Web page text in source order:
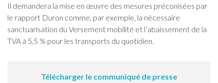
Il demandera la mise en œuvre des mesures préconisées par
le rapport Duron comme, par exemple, la nécessaire
sanctuarisation du Versement mobilité et l’abaissement de la
TVA à 5,5 % pour les transports du quotidien.
Télécharger le communiqué de presse